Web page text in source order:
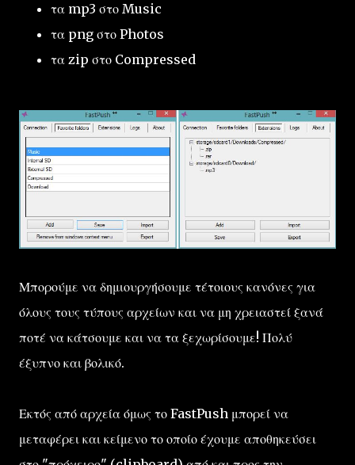
τα mp3 στο Music
τα png στο Photos
τα zip στο Compressed
Μπορούμε να δημιουργήσουμε τέτοιους κανόνες για
όλους τους τύπους αρχείων και να μη χρειαστεί ξανά
ποτέ να κάτσουμε και να τα ξεχωρίσουμε! Πολύ
έξυπνο και βολικό.
Εκτός από αρχεία όμως το FastPush μπορεί να
μεταφέρει και κείμενο το οποίο έχουμε αποθηκεύσει